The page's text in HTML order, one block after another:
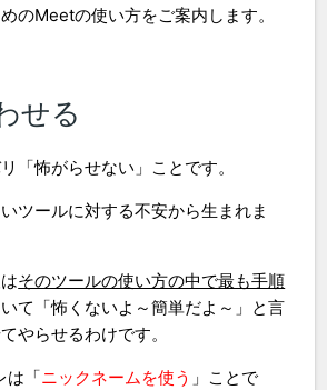
のMeetの使い方をご案内します。
せる
「怖がらせない」ことです。
ツールに対する不安から生まれま
そのツールの使い方の中で最も手順
て「怖くないよ～簡単だよ～」と言
やらせるわけです。
は「ニックネームを使う 」ことで